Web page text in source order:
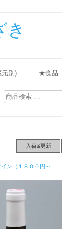
き
別) ★食品
検
索
入荷&更新
イン（１８００円～